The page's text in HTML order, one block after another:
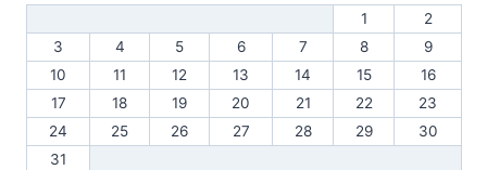
1
2
3
4 5 6 7 8
9
10
11 12 13 14 15
16
17
18 19 20 21 22
23
24
25 26 27 28 29
30
31